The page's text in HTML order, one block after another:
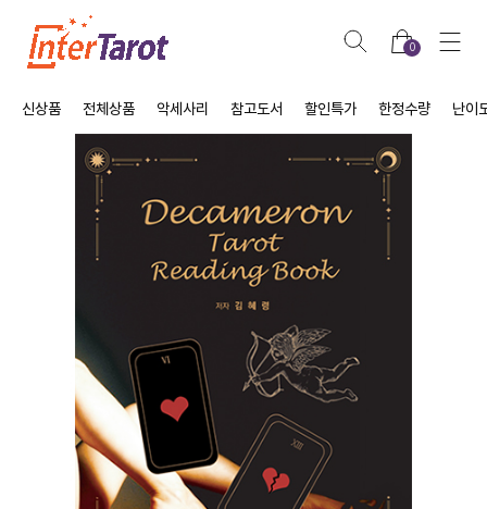
0
신상품 전체상품 악세사리 참고도서 할인특가 한정수량 난이